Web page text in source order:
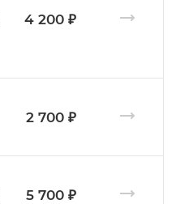
4 200 ₽
2 700 ₽
5 700 ₽